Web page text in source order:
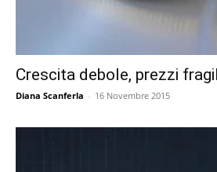
Crescita debole, prezzi
Diana Scanferla - 16 Novembre 2015